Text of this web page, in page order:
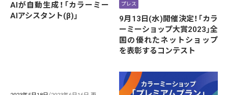
AIが自動生成！「カラーミー
AIアシスタント(β)」
プレス
9月13日(水)開催決定！「カラ
ーミーショップ大賞2023」全
国の優れたネットショップ
を表彰するコンテスト